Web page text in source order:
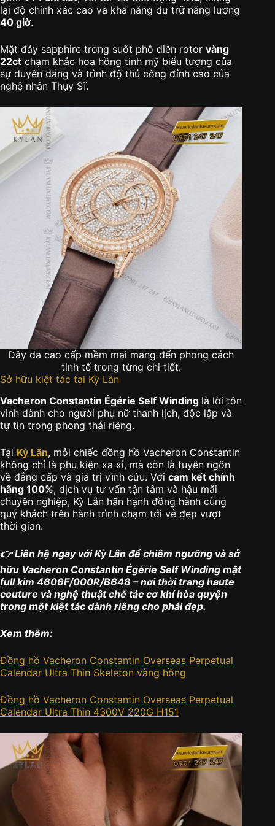
lại độ chính xác cao và khả năng dự trữ năng lượng
40 giờ.
Mặt đáy sapphire trong suốt phô diễn rotor vàng
22ct chạm khắc hoa hồng tinh mỹ biểu tượng của
sự duyên dáng và trình độ thủ công đỉnh cao của
nghệ nhân Thụy Sĩ.
Dây da cao cấp mềm mại mang đến phong cách
tinh tế trong từng chi tiết.
Sở hữu kiệt tác tại Kỳ Lân
Vacheron Constantin Égérie Self Winding là lời tôn
vinh dành cho người phụ nữ thanh lịch, độc lập và
tự tin trong phong thái riêng.
Tại Kỳ Lân, mỗi chiếc đồng hồ Vacheron Constantin
không chỉ là phụ kiện xa xỉ, mà còn là tuyên ngôn
về đẳng cấp và giá trị vĩnh cửu. Với cam kết chính
hãng 100%, dịch vụ tư vấn tận tâm và hậu mãi
chuyên nghiệp, Kỳ Lân hân hạnh đồng hành cùng
quý khách trên hành trình chạm tới vẻ đẹp vượt
thời gian.
👉 Liên hệ ngay với Kỳ Lân để chiêm ngưỡng và sở
hữu Vacheron Constantin Égérie Self Winding mặt
full kim 4606F/000R/B648 – nơi thời trang haute
couture và nghệ thuật chế tác cơ khí hòa quyện
trong một kiệt tác dành riêng cho phái đẹp.
Xem thêm:
Đồng hồ Vacheron Constantin Overseas Perpetual
Calendar Ultra Thin Skeleton vàng hồng
Đồng hồ Vacheron Constantin Overseas Perpetual
Calendar Ultra Thin 4300V 220G H151